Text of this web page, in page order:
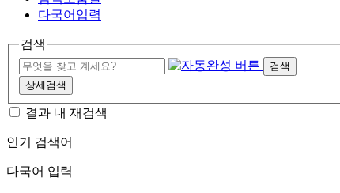
다국어입력
검색
검색
상세검색
결과 내 재검색
인기 검색어
다국어 입력